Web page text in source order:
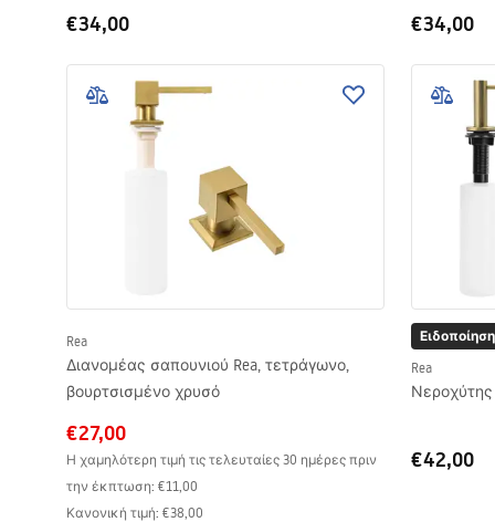
€34,00 €34,00
Rea
Διανομέας σαπουνιού Rea, τετράγωνο,
βουρτσισμένο χρυσό
€27,00
Η χαμηλότερη τιμή τις τελευταίες 30 ημέρες πριν
την έκπτωση: €11,00
Κανονική τιμή: €38,00
Ειδοποίηση
Rea
Νεροχύτης
€42,00